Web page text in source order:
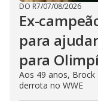
DO R7/07/08/2026
Ex-
para
para
Aos 49 anos,
derrota no WWE